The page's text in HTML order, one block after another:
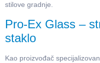
stilove gradnje.
Pro-Ex Glass –
staklo
Kao proizvođač